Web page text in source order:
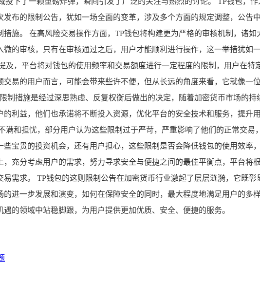
布的限制公告，犹如一场全面的变革，涉及多个方面的规定调整，公告
施。 在高风险交易操作方面，TP钱包将构建更为严格的审核机制，诸
的审核，只有在审核通过之后，用户才能顺利进行操作，这一举措犹如
，平台将对钱包的使用频率和交易额度进行一定程度的限制，用户在
易的用户而言，可能会带来些许不便，但从长远的角度来看，它就像一
制措施是经过深思熟虑、反复权衡后做出的决定，随着加密货币市场的
利益，他们也承诺将不断投入资源，优化平台的安全技术和服务，提升
和担忧，部分用户认为这些限制过于严苛，严重影响了他们的正常交
宝贵的投资机会，还有用户担心，这些限制是否会降低钱包的使用效率
充分考虑用户的需求，努力寻求安全与便捷之间的最佳平衡点，平台将
易需求。 TP钱包的这则限制公告在加密货币行业激起了层层涟漪，它既
进一步发展和演变，如何在保障安全的同时，最大程度地满足用户的多
的领域中站稳脚跟，为用户提供更加优质、安全、便捷的服务。